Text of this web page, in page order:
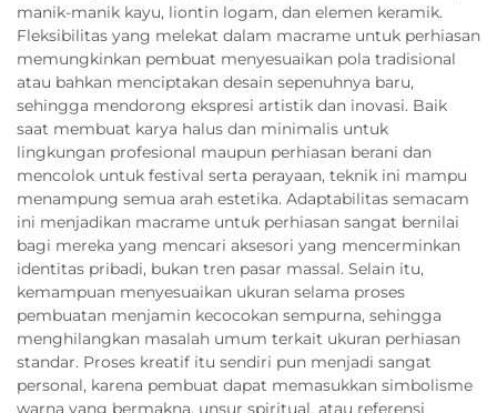
manik-manik kayu, liontin logam, dan elemen keramik.
Fleksibilitas yang melekat dalam macrame untuk perhiasan
memungkinkan pembuat menyesuaikan pola tradisional
atau bahkan menciptakan desain sepenuhnya baru,
sehingga mendorong ekspresi artistik dan inovasi. Baik
saat membuat karya halus dan minimalis untuk
lingkungan profesional maupun perhiasan berani dan
mencolok untuk festival serta perayaan, teknik ini mampu
menampung semua arah estetika. Adaptabilitas semacam
ini menjadikan macrame untuk perhiasan sangat bernilai
bagi mereka yang mencari aksesori yang mencerminkan
identitas pribadi, bukan tren pasar massal. Selain itu,
kemampuan menyesuaikan ukuran selama proses
pembuatan menjamin kecocokan sempurna, sehingga
menghilangkan masalah umum terkait ukuran perhiasan
standar. Proses kreatif itu sendiri pun menjadi sangat
personal, karena pembuat dapat memasukkan simbolisme
warna yang bermakna, unsur spiritual, atau referensi